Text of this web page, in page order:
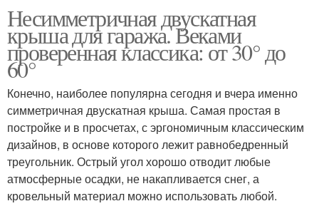
Несимметричная двускатная
крыша для гаража. Веками
проверенная классика: от 30° до
60°
Конечно, наиболее популярна сегодня и вчера именно
симметричная двускатная крыша. Самая простая в
постройке и в просчетах, с эргономичным классическим
дизайнов, в основе которого лежит равнобедренный
треугольник. Острый угол хорошо отводит любые
атмосферные осадки, не накапливается снег, а
кровельный материал можно использовать любой.